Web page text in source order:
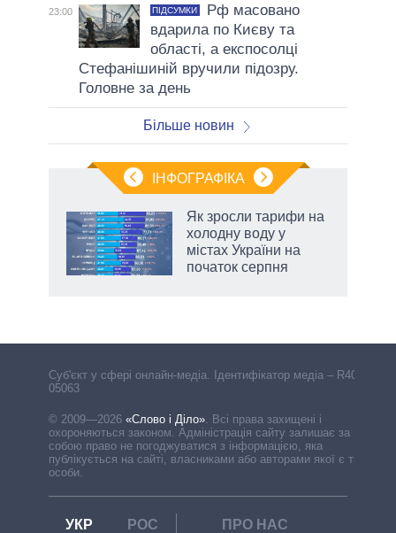
23:00 ПІДСУМКИ
Рф масовано
вдарила по Києву та
області, а експосолці
Стефанішиній вручили підозру.
Головне за день
Більше новин
ІНФОГРАФІКА
Як зросли тарифи на
холодну воду у
містах України на
початок серпня
Cуб'єкт у сфері онлайн-медіа. Ідентифікатор медіа – R40-
05063
© 2009—2026 «Слово і Діло» Всі права захищені і
охороняються законом. Адміністрація сайту залишає за
собою право не погоджуватися з інформацією, яка
публікується на сайті, власниками або авторами якої є треті
особи.
УКР РОС
ПРО НАС